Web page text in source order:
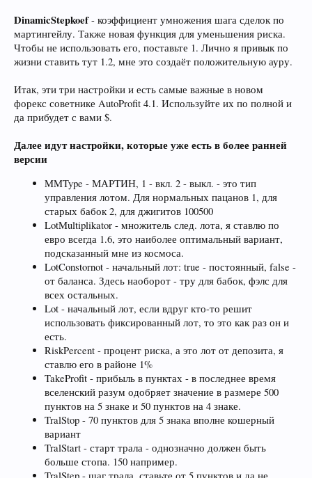
DinamicStepkoef- коэффициент умножения шага сделок по
мартингейлу. Также новая функция для уменьшения риска.
Чтобы не использовать его, поставьте 1. Лично я привык по
жизни ставить тут 1.2, мне это создаёт положительную ауру.
Итак, эти три настройки и есть самые важные в новом
форекс советнике AutoProfit 4.1. Используйте их по полной и
да прибудет с вами $.
Далее идут настройки, которые уже есть в более ранней
версии
MMType - МАРТИН, 1 - вкл. 2 - выкл. - это тип
управления лотом. Для нормальных пацанов 1, для
старых бабок 2, для джигитов 100500
LotMultiplikator - множитель след. лота, я ставлю по
евро всегда 1.6, это наиболее оптимальный вариант,
подсказанный мне из космоса.
LotConstornot - начальный лот: true - постоянный, false -
от баланса. Здесь наоборот - тру для бабок, фэлс для
всех остальных.
Lot - начальный лот, если вдруг кто-то решит
использовать фиксированный лот, то это как раз он и
есть.
RiskPercent - процент риска, а это лот от депозита, я
ставлю его в районе 1%
TakeProfit - прибыль в пунктах - в последнее время
вселенский разум одобряет значение в размере 500
пунктов на 5 знаке и 50 пунктов на 4 знаке.
TralStop - 70 пунктов для 5 знака вполне кошерный
вариант
TralStart - старт трала - однозначно должен быть
больше стопа. 150 например.